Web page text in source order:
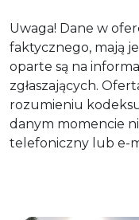
Uwaga! Dane w
faktycznego, mają
oparte są na
zgłaszających.
rozumieniu
danym momencie
telefoniczny lub e-